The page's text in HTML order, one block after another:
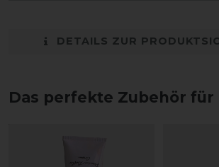
DETAILS ZUR
Das perfekte Zubehör für